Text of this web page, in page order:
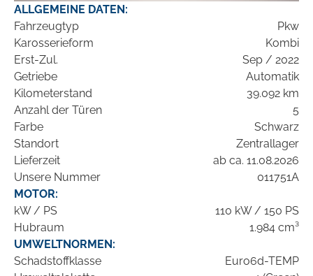
ALLGEMEINE DATEN:
Fahrzeugtyp
Pkw
Karosserieform
Kombi
Erst-Zul.
Sep / 2022
Getriebe
Automatik
Kilometerstand
39.092 km
Anzahl der Türen
5
Farbe
Schwarz
Standort
Zentrallager
Lieferzeit
ab ca. 11.08.2026
Unsere Nummer
011751A
MOTOR:
kW / PS
110 kW / 150 PS
Hubraum
1.984 cm³
UMWELTNORMEN:
Schadstoffklasse
Euro6d-TEMP